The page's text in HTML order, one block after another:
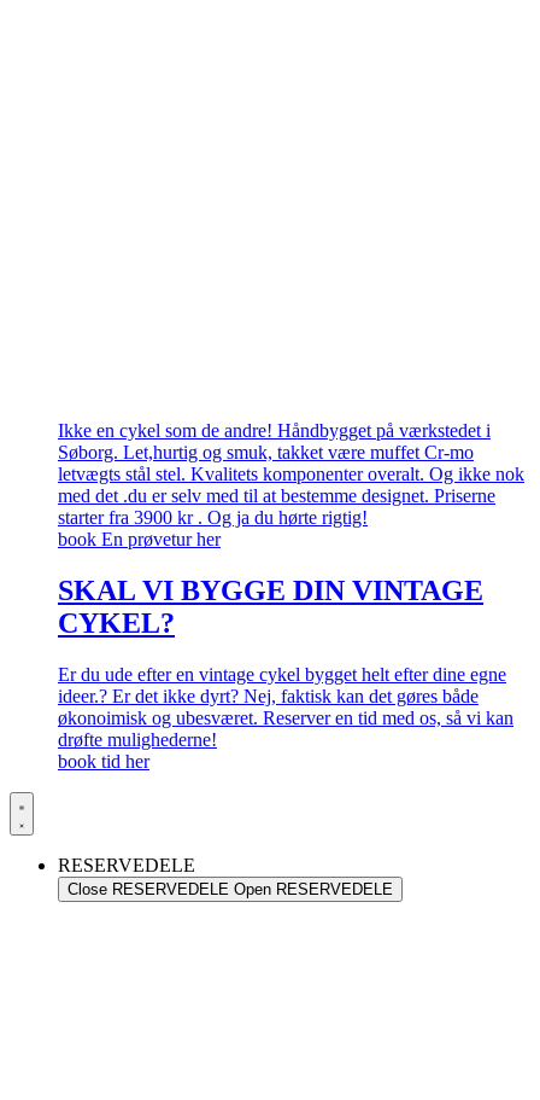
Ikke en cykel som de andre! Håndbygget på værkstedet i
Søborg. Let,hurtig og smuk, takket være muffet Cr-mo
letvægts stål stel. Kvalitets komponenter overalt. Og ikke nok
med det .du er selv med til at bestemme designet. Priserne
starter fra 3900 kr . Og ja du hørte rigtig!
book En prøvetur her
SKAL VI BYGGE DIN VINTAGE
CYKEL?
Er du ude efter en vintage cykel bygget helt efter dine egne
ideer.? Er det ikke dyrt? Nej, faktisk kan det gøres både
økonoimisk og ubesværet. Reserver en tid med os, så vi kan
drøfte mulighederne!
book tid her
RESERVEDELE
Close RESERVEDELE Open RESERVEDELE